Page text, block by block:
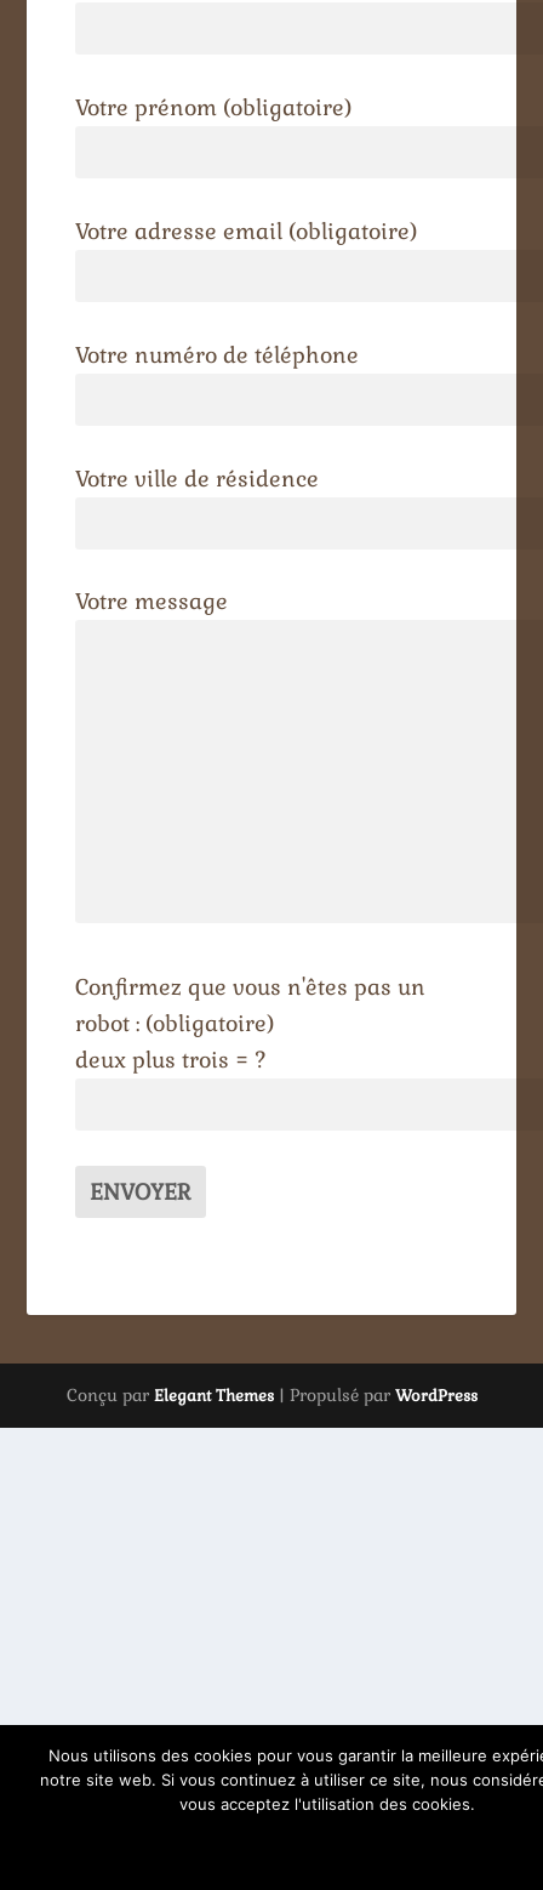
Votre prénom (obligatoire)
Votre adresse email (obligatoire)
Votre numéro de téléphone
Votre ville de résidence
Votre message
Confirmez que vous n'êtes pas un
robot : (obligatoire)
deux plus trois = ?
Conçu par Elegant Themes| Propulsé par WordPress
Nous utilisons des cookies pour vous garantir la meilleure
notre site web. Si vous continuez à utiliser ce site, nous
vous acceptez l'utilisation des cookies.